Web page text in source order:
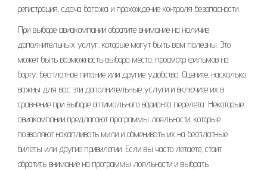
регистрация‚ сдача багажа и прохождение контроля безопасности.
При выборе авиакомпании обратите внимание на наличие
дополнительных услуг‚ которые могут быть вам полезны. Это
может быть возможность выбора места‚ просмотр фильмов на
борту‚ бесплатное питание или другие удобства. Оцените‚ насколько
важны для вас эти дополнительные услуги и включите их в
сравнение при выборе оптимального варианта перелета. Некоторые
авиакомпании предлагают программы лояльности‚ которые
позволяют накапливать мили и обменивать их на бесплатные
билеты или другие привилегии. Если вы часто летаете‚ стоит
обратить внимание на программы лояльности и выбрать